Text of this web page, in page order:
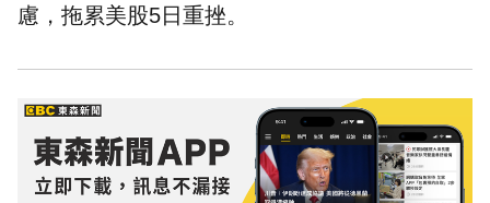
慮，拖累美股5日重挫。